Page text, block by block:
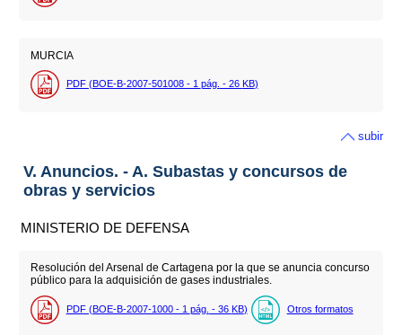
MURCIA
PDF (BOE-B-2007-501008 - 1 pág. - 26 KB)
subir
V. Anuncios. - A. Subastas y concursos de
obras y servicios
MINISTERIO DE DEFENSA
Resolución del Arsenal de Cartagena por la que se anuncia concurso
público para la adquisición de gases industriales.
PDF (BOE-B-2007-1000 - 1 pág. - 36 KB) Otros formatos